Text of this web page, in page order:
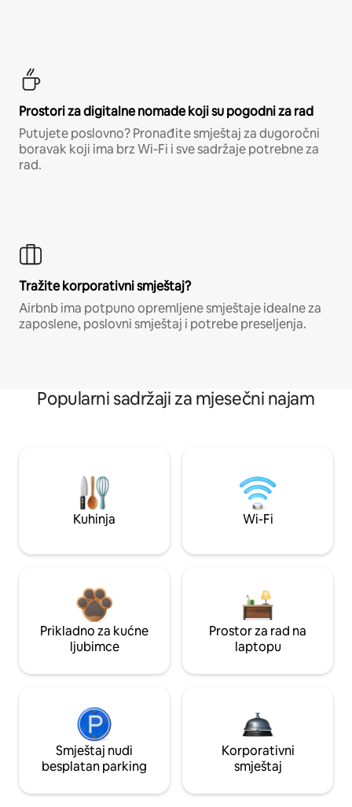
Prostori za digitalne nomade koji su pogodni za rad
Putujete poslovno? Pronađite smještaj za dugoročni
boravak koji ima brz Wi-Fi i sve sadržaje potrebne za
rad.
Tražite korporativni smještaj?
Airbnb ima potpuno opremljene smještaje idealne za
zaposlene, poslovni smještaj i potrebe preseljenja.
Popularni sadržaji za mjesečni najam
Kuhinja Wi-Fi
Prikladno za kućne
ljubimce
Prostor za rad na
laptopu
Smještaj nudi
besplatan parking
Korporativni
smještaj